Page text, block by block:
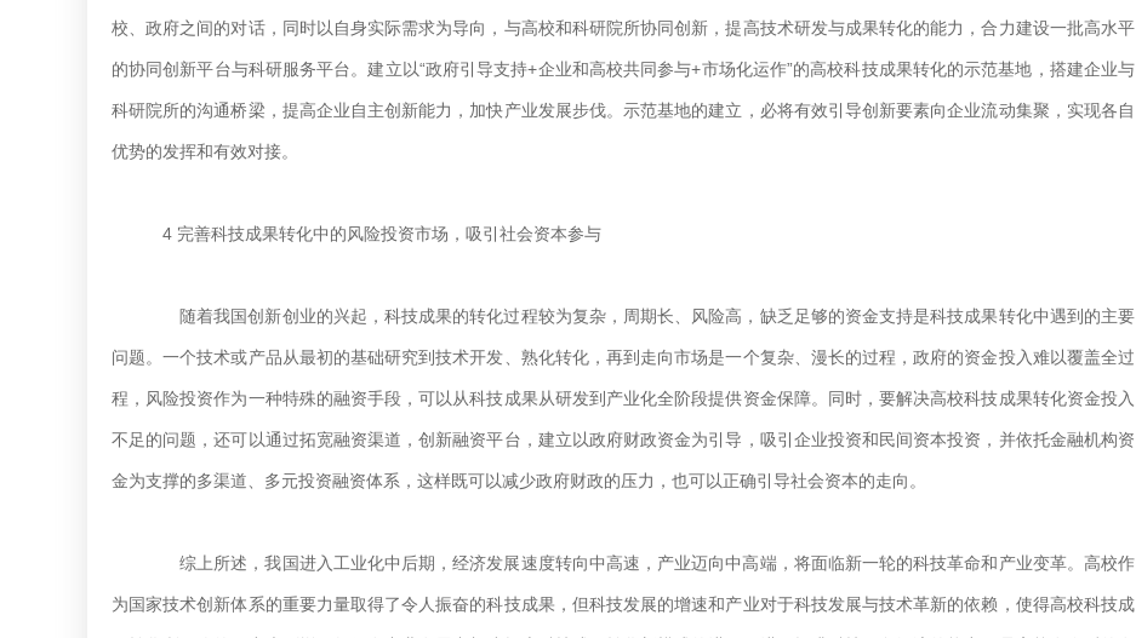
校、政府之间的对话，同时以自身实际需求为导向，与高校和科研院所协同创新，提高技术研发与成果转化的能力，合力建设一批高水平
的协同创新平台与科研服务平台。建立以“政府引导支持+企业和高校共同参与+市场化运作”的高校科技成果转化的示范基地，搭建企业与
科研院所的沟通桥梁，提高企业自主创新能力，加快产业发展步伐。示范基地的建立，必将有效引导创新要素向企业流动集聚，实现各自
优势的发挥和有效对接。
4 完善科技成果转化中的风险投资市场，吸引社会资本参与
随着我国创新创业的兴起，科技成果的转化过程较为复杂，周期长、风险高，缺乏足够的资金支持是科技成果转化中遇到的主要
问题。一个技术或产品从最初的基础研究到技术开发、熟化转化，再到走向市场是一个复杂、漫长的过程，政府的资金投入难以覆盖全过
程，风险投资作为一种特殊的融资手段，可以从科技成果从研发到产业化全阶段提供资金保障。同时，要解决高校科技成果转化资金投入
不足的问题，还可以通过拓宽融资渠道，创新融资平台，建立以政府财政资金为引导，吸引企业投资和民间资本投资，并依托金融机构资
金为支撑的多渠道、多元投资融资体系，这样既可以减少政府财政的压力，也可以正确引导社会资本的走向。
综上所述，我国进入工业化中后期，经济发展速度转向中高速，产业迈向中高端，将面临新一轮的科技革命和产业变革。高校作
为国家技术创新体系的重要力量取得了令人振奋的科技成果，但科技发展的增速和产业对于科技发展与技术革新的依赖，使得高校科技成